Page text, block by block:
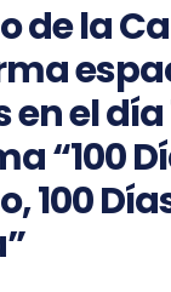
de la
el día
“100
100